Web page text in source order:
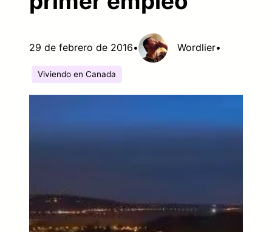
29 de febrero de 2016• Wordlier•
Viviendo en Canada